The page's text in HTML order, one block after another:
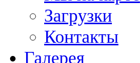
Загрузки
Контакты
Галерея